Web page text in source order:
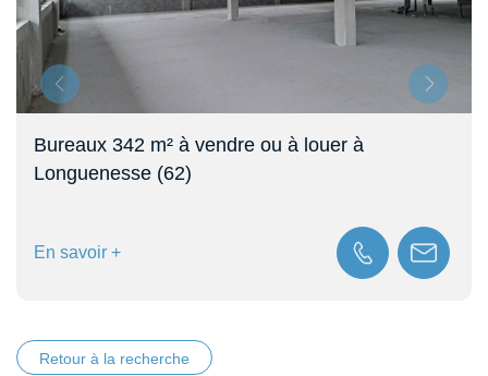
Bureaux 342 m² à vendre ou à louer à
Longuenesse (62)
En savoir +
Retour à la recherche